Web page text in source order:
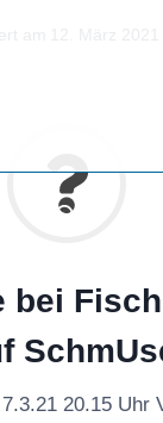
bei
20.15 Uhr